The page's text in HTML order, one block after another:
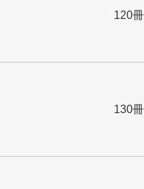
120冊
130冊